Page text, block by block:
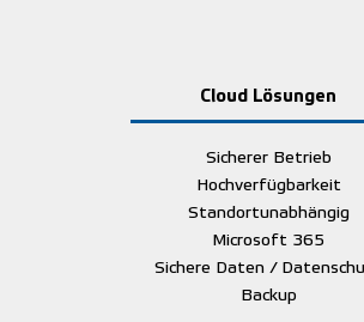
Cloud Lösungen
Sicherer Betrieb
Hochverfügbarkeit
Standortunabhängig
Microsoft 365
Sichere Daten /
Backup